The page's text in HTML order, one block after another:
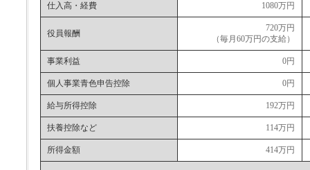
仕入高・経費 1080万円
役員報酬
720万円
（毎月60万円の支給）
事業利益 0円
個人事業青色申告控除 0円
給与所得控除 192万円
扶養控除など 114万円
所得金額 414万円